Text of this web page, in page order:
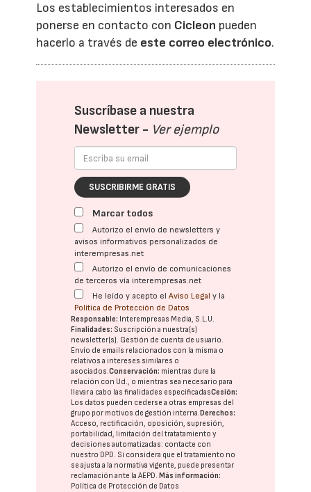
Los establecimientos interesados en
ponerse en contacto con Cicleon pueden
hacerlo a través de este correo electrónico.
Suscríbase a nuestra
Newsletter - Ver ejemplo
SUSCRIBIRME GRATIS
Marcar todos
Autorizo el envío de newsletters y
avisos informativos personalizados de
interempresas.net
Autorizo el envío de comunicaciones
de terceros vía interempresas.net
He leído y acepto elAviso Legal y la
Política de Protección de Datos
Responsable: Interempresas Media, S.L.U.
Finalidades: Suscripción a nuestra(s)
newsletter(s). Gestión de cuenta de usuario.
Envío de emails relacionados con la misma o
relativos a intereses similares o
asociados.Conservación: mientras dure la
relación con Ud., o mientras sea necesario para
llevar a cabo las finalidades especificadasCesión:
Los datos pueden cederse a otras empresas del
grupo por motivos de gestión interna. Derechos:
Acceso, rectificación, oposición, supresión,
portabilidad, limitación del tratatamiento y
decisiones automatizadas: contacte con
nuestro DPD. Si considera que el tratamiento no
se ajusta a la normativa vigente, puede presentar
reclamación ante laAEPD. Más información:
Política de Protección de Datos